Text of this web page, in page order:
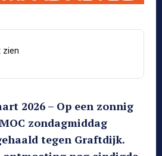
zien
2026 – Op een zonnig
zondagmiddag
tegen Graftdijk.